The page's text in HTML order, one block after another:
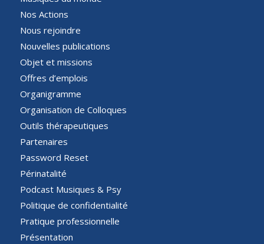
Nos Actions
Nous rejoindre
Nouvelles publications
Objet et missions
Offres d’emplois
Organigramme
Organisation de Colloques
Outils thérapeutiques
Partenaires
Password Reset
Périnatalité
Podcast Musiques & Psy
Politique de confidentialité
Pratique professionnelle
Présentation